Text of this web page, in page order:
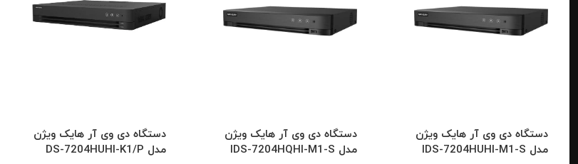
دستگاه دی وی آر هایک ویژن
مدل IDS-7204HUHI-M1-S
دستگاه دی وی آر هایک ویژن
مدل IDS-7204HQHI-M1-S
دستگاه دی وی آر هایک ویژن
مدل DS-7204HUHI-K1/P